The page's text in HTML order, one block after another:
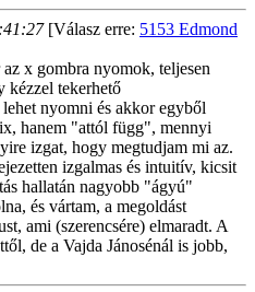
[Válasz erre: 5153 Edmond
x gombra nyomok, teljesen
kézzel tekerhető
nyomni és akkor egyből
hanem "attól függ", mennyi
izgat, hogy megtudjam mi az.
izgalmas és intuitív, kicsit
hallatán nagyobb "ágyú"
és vártam, a megoldást
ami (szerencsére) elmaradt. A
de a Vajda Jánosénál is jobb,